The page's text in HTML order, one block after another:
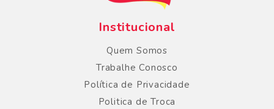
Institucional
Quem Somos
Trabalhe Conosco
Política de Privacidade
Politica de Troca